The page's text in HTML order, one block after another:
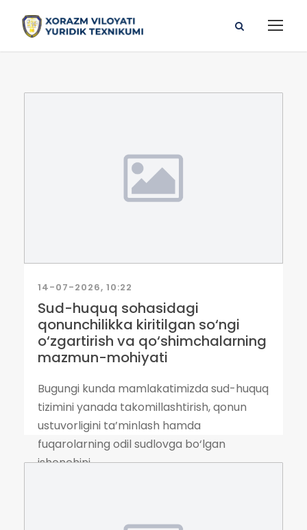
14-07-2026, 10:22
Sud-huquq sohasidagi
qonunchilikka kiritilgan so‘ngi
o‘zgartirish va qo‘shimchalarning
mazmun-mohiyati
Bugungi kunda mamlakatimizda sud-huquq
tizimini yanada takomillashtirish, qonun
ustuvorligini ta’minlash hamda
fuqarolarning odil sudlovga bo‘lgan
ishonchini...